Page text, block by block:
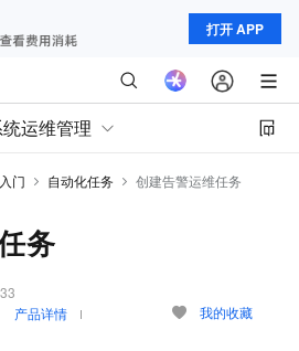
打开 APP
运维管理
门 自动化任务 创建告警运维任务
务
产品详情 我的收藏